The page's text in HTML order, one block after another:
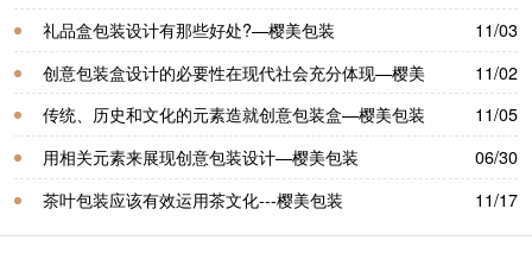
礼品盒包装设计有那些好处?—樱美包装
11/03
创意包装盒设计的必要性在现代社会充分体现—樱美
包装
11/02
传统、历史和文化的元素造就创意包装盒—樱美包装
11/05
用相关元素来展现创意包装设计—樱美包装
06/30
茶叶包装应该有效运用茶文化---樱美包装
11/17